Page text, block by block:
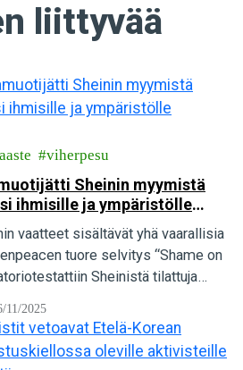
liittyvää
viherpesu
Sheinin myymistä
ihmisille ja ympäristölle
vaatteet sisältävät yhä vaarallisia
tuore selvitys “Shame on
Sheinistä tilattuja
11/2025